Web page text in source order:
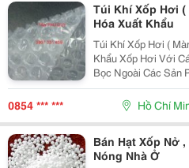
Túi Khí Xốp Hơi
Hóa Xuất Khẩu
Túi Khí Xốp Hơi (
Khẩu Xốp Hơi Với Các Túi Khí Căng Tròn, Mềm Mại,
Bọc Ngoài Các Sản
Xước. Sản Phẩm
Sản Xuất Linh
0854 *** *** Hồ Chí
Bán Hạt Xốp Nở
Nóng Nhà Ở